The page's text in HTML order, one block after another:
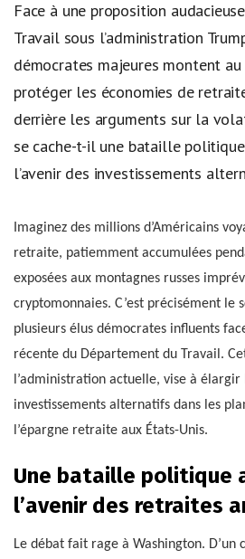
Face à une proposition
Travail sous l’administration
démocrates majeures montent au
protéger les économies de
derrière les arguments sur la
se cache-t-il une bataille
l’avenir des investissements
Imaginez des millions d’Américains
retraite, patiemment accumulées
exposées aux montagnes russes
cryptomonnaies. C’est précisément le
plusieurs élus démocrates influents
récente du Département du Travail.
l’administration actuelle, vise à élargir
investissements alternatifs dans les
l’épargne retraite aux États-Unis.
Une bataille politique
l’avenir des retraites
Le débat fait rage à Washington. D’un